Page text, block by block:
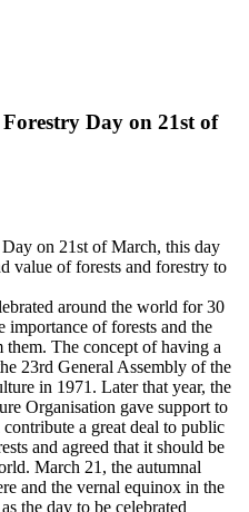
Day on 21st of
on 21st of March, this day
value of forests and forestry to
around the world for 30
importance of forests and the
The concept of having a
23rd General Assembly of the
in 1971. Later that year, the
Organisation gave support to
a great deal to public
and agreed that it should be
March 21, the autumnal
and the vernal equinox in the
the day to be celebrated